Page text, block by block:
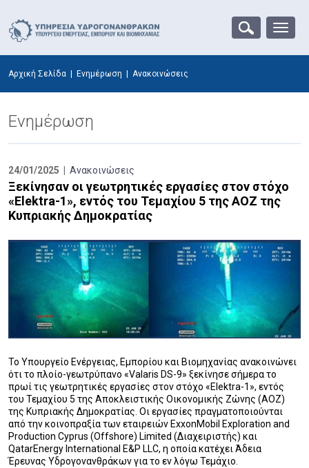
Αρχική Σελίδα Ενημέρωση Ανακοινώσεις
Ενημέρωση
24/01/2025 | Ανακοινώσεις
Ξεκίνησαν οι γεωτρητικές εργασίες στον στόχο
«Elektra-1», εντός του Τεμαχίου 5 της AOZ της
Κυπριακής Δημοκρατίας
Το Υπουργείο Ενέργειας, Εμπορίου και Βιομηχανίας ανακοινώνει
ότι το πλοίο-γεωτρύπανο «Valaris DS-9» ξεκίνησε σήμερα το
πρωί τις γεωτρητικές εργασίες στον στόχο «Elektra-1», εντός
του Τεμαχίου 5 της Αποκλειστικής Οικονομικής Ζώνης (ΑΟΖ)
της Κυπριακής Δημοκρατίας. Οι εργασίες πραγματοποιούνται
από την κοινοπραξία των εταιρειών ExxonMobil Exploration and
Production Cyprus (Offshore) Limited (Διαχειριστής) και
QatarEnergy International E&P LLC, η οποία κατέχει Άδεια
Έρευνας Υδρογονανθράκων για το εν λόγω Τεμάχιο.